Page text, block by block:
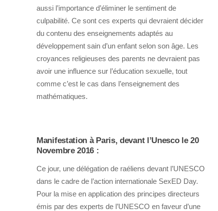
aussi l’importance d’éliminer le sentiment de
culpabilité. Ce sont ces experts qui devraient décider
du contenu des enseignements adaptés au
développement sain d’un enfant selon son âge. Les
croyances religieuses des parents ne devraient pas
avoir une influence sur l’éducation sexuelle, tout
comme c’est le cas dans l’enseignement des
mathématiques.
Manifestation à Paris, devant l’Unesco le 20
Novembre 2016 :
Ce jour, une délégation de raéliens devant l’UNESCO
dans le cadre de l’action internationale SexED Day.
Pour la mise en application des principes directeurs
émis par des experts de l’UNESCO en faveur d’une